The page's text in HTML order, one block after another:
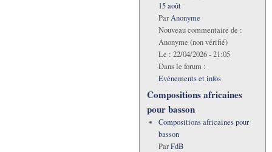
15 août
ParAnonyme
Nouveau commentaire de :
Anonyme (non vérifié)
Le : 22/04/2026 - 21:05
Dans le forum :
Evénements et infos
Compositions africaines
pour basson
Compositions africaines pour
basson
ParFdB